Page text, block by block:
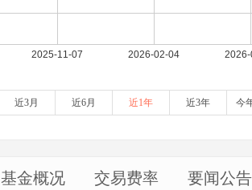
近3月 近6月 近1年 近3年 今
基金概况 交易费率 要闻公告